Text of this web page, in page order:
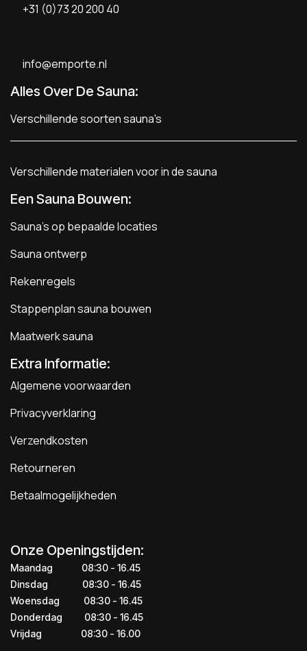
+31 (0)73 20 200 40
info@emporte.nl
Alles Over De Sauna:
Verschillende soorten sauna's
Verschillende materialen voor in de sauna
Een Sauna Bouwen:
Sauna's op bepaalde locaties
Sauna ontwerp
Rekenregels
Stappenplan sauna bouwen
Maatwerk sauna
Extra Informatie:
Algemene voorwaarden
Privacyverklaring
Verzendkosten
Retourneren
Betaalmogelijkheden
Onze Openingstijden:
Maandag
​​​08:30 - 16.45​
Dinsdag
​​​​08:30 - 16.45
Woensdag
​08:30 - 16.45
Donderdag
​​​​​08:30 - 16.45
Vrijdag
​​​​​08:30 - 16.00